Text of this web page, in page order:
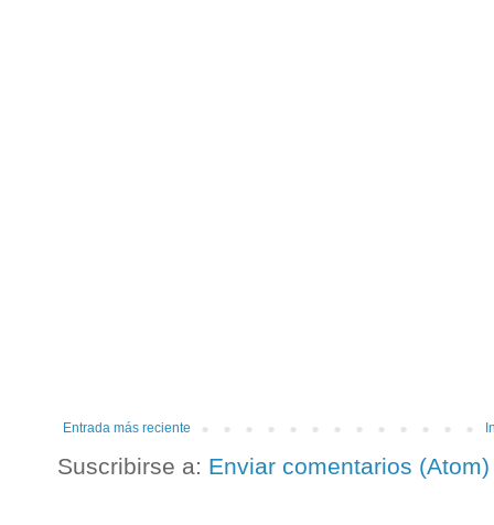
Entrada más reciente
Suscribirse a: Enviar comentarios (Atom)